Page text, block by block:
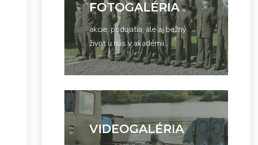
FOTOGALÉRIA
akcie, podujatia, ale aj bežný
život u nás v akadémii...
VIDEOGALÉRIA